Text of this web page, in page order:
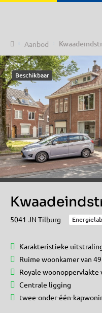
HomeAanbod
Beschikbaar
5041 JN Tilburg
Karakteristieke
Ruime woonkamer van 49
Royale woonoppervlakte
Centrale ligging
twee-onder-één-